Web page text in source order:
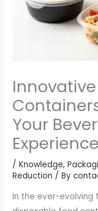
Your
Experience
/Knowledge,
Reduction / By
In the ever-evolving